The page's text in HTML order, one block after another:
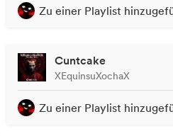
Zu einer Playlist
Cuntcake
XEquinsuXochaX
Zu einer Playlist